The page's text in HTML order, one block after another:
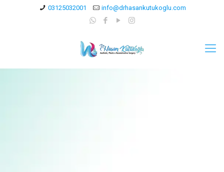
03125032001 info@drhasankutukoglu.com